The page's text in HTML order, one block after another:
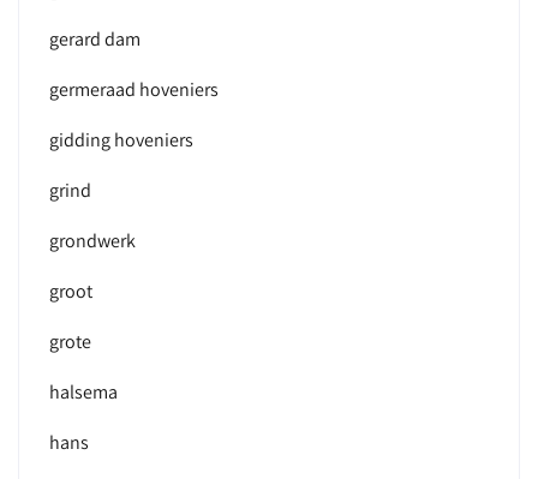
gerard dam
germeraad hoveniers
gidding hoveniers
grind
grondwerk
groot
grote
halsema
hans